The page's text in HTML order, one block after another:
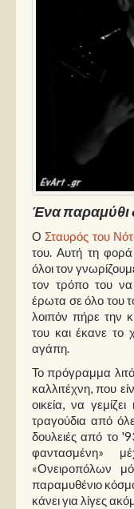
Βιβλία
Video News
Καλλιτέχνες
Διάφοροι
Εκτός
Νέα
Στήλες
Polls
Small Talk
Blog
Ένα παραμύθι
Ο Σταυρός του
του. Αυτή τη
όλοι τον
τον τρόπο του
έρωτα σε όλο του
λοιπόν πήρε την
του και έκανε το
αγάπη.
Το πρόγραμμα
καλλιτέχνη, που
οικεία, να
τραγούδια από
δουλειές από το
φαντασμένη»
«Ονειροπόλων
παραμυθένιο
κάνει για λίγες